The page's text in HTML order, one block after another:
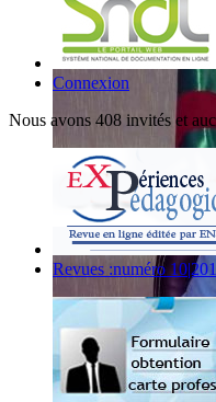
Connexion
Nous avons 408 invités et
Revues :numéro